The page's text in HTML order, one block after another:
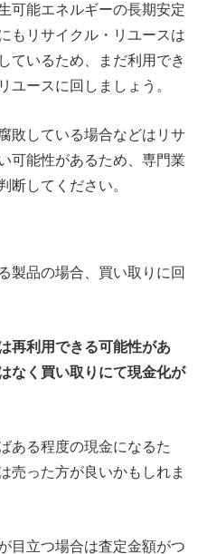
可能エネルギーの長期安定
もリサイクル・リユースは
ているため、まだ利用でき
ユースに回しましょう。
敗している場合などはリサ
可能性があるため、専門業
断してください。
製品の場合、買い取りに回
再利用できる可能性があ
なく買い取りにて現金化が
ある程度の現金になるた
売った方が良いかもしれま
目立つ場合は査定金額がつ